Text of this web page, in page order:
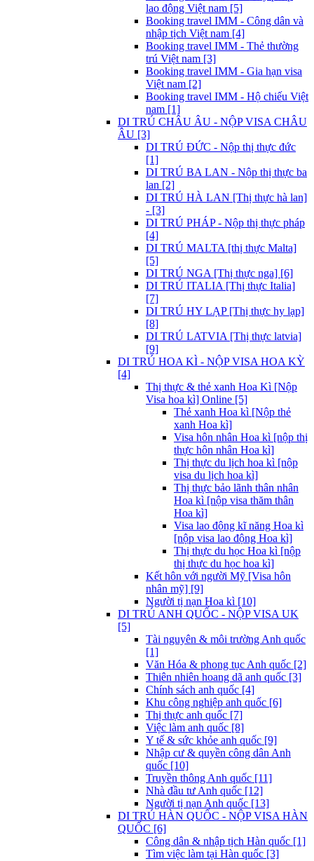
lao động Việt nam [5]
Booking travel IMM - Công dân và
nhập tịch Việt nam [4]
Booking travel IMM - Thẻ thường
trú Việt nam [3]
Booking travel IMM - Gia hạn visa
Việt nam [2]
Booking travel IMM - Hộ chiếu Việt
nam [1]
DI TRÚ CHÂU ÂU - NỘP VISA CHÂU
ÂU [3]
DI TRÚ ĐỨC - Nộp thị thực đức
[1]
DI TRÚ BA LAN - Nộp thị thực ba
lan [2]
DI TRÚ HÀ LAN [Thị thực hà lan]
- [3]
DI TRÚ PHÁP - Nộp thị thực pháp
[4]
DI TRÚ MALTA [thị thực Malta]
[5]
DI TRÚ NGA [Thị thực nga] [6]
DI TRÚ ITALIA [Thị thực Italia]
[7]
DI TRÚ HY LẠP [Thị thực hy lạp]
[8]
DI TRÚ LATVIA [Thị thực latvia]
[9]
DI TRÚ HOA KÌ - NỘP VISA HOA KỲ
[4]
Thị thực & thẻ xanh Hoa Kì [Nộp
Visa hoa kì] Online [5]
Thẻ xanh Hoa kì [Nộp thẻ
xanh Hoa kì]
Visa hôn nhân Hoa kì [nộp thị
thực hôn nhân Hoa kì]
Thị thực du lịch hoa kì [nộp
visa du lịch hoa kì]
Thị thực bảo lãnh thân nhân
Hoa kì [nộp visa thăm thân
Hoa kì]
Visa lao động kĩ năng Hoa kì
[nộp visa lao động Hoa kì]
Thị thực du học Hoa kì [nộp
thị thực du học hoa kì]
Kết hôn với người Mỹ [Visa hôn
nhân mỹ] [9]
Người tị nạn Hoa kì [10]
DI TRÚ ANH QUỐC - NỘP VISA UK
[5]
Tài nguyên & môi trường Anh quốc
[1]
Văn Hóa & phong tục Anh quốc [2]
Thiên nhiên hoang dã anh quốc [3]
Chính sách anh quốc [4]
Khu công nghiệp anh quốc [6]
Thị thực anh quốc [7]
Việc làm anh quốc [8]
Y tế & sức khỏe anh quốc [9]
Nhập cư & quyền công dân Anh
quốc [10]
Truyền thông Anh quốc [11]
Nhà đầu tư Anh quốc [12]
Người tị nạn Anh quốc [13]
DI TRÚ HÀN QUỐC - NỘP VISA HÀN
QUỐC [6]
Công dân & nhập tịch Hàn quốc [1]
Tìm việc làm tại Hàn quốc [3]